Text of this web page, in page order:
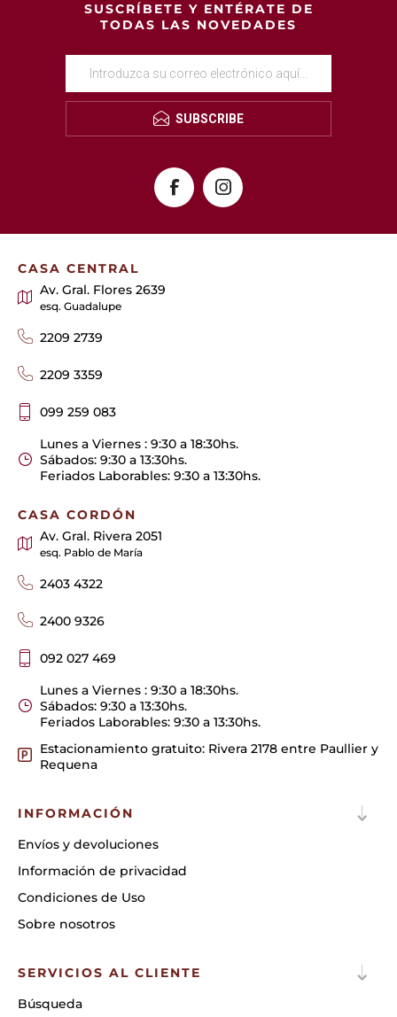
SUSCRÍBETE Y ENTÉRATE DE
TODAS LAS NOVEDADES
SUBSCRIBE
CASA CENTRAL
Av. Gral. Flores 2639
esq. Guadalupe
2209 2739
2209 3359
099 259 083
Lunes a Viernes : 9:30 a 18:30hs.
Sábados: 9:30 a 13:30hs.
Feriados Laborables: 9:30 a 13:30hs.
CASA CORDÓN
Av. Gral. Rivera 2051
esq. Pablo de María
2403 4322
2400 9326
092 027 469
Lunes a Viernes : 9:30 a 18:30hs.
Sábados: 9:30 a 13:30hs.
Feriados Laborables: 9:30 a 13:30hs.
Estacionamiento gratuito: Rivera 2178 entre Paullier y
Requena
INFORMACIÓN
Envíos y devoluciones
Información de privacidad
Condiciones de Uso
Sobre nosotros
SERVICIOS AL CLIENTE
Búsqueda